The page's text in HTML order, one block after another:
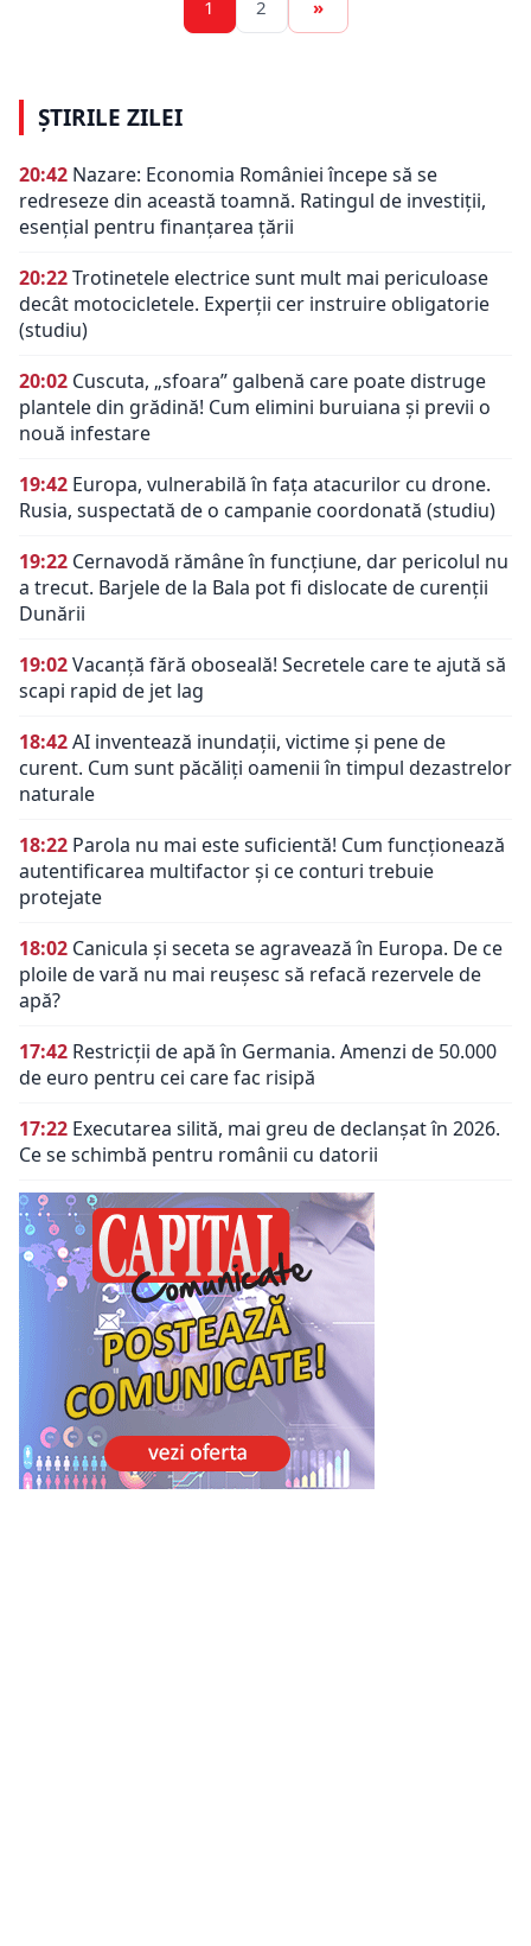
1 2 »
ȘTIRILE ZILEI
20:42 Nazare: Economia României începe să se
redreseze din această toamnă. Ratingul de investiții,
esențial pentru finanțarea țării
20:22Trotinetele electrice sunt mult mai periculoase
decât motocicletele. Experții cer instruire obligatorie
(studiu)
20:02 Cuscuta, „sfoara” galbenă care poate distruge
plantele din grădină! Cum elimini buruiana și previi o
nouă infestare
19:42 Europa, vulnerabilă în fața atacurilor cu drone.
Rusia, suspectată de o campanie coordonată (studiu)
19:22 Cernavodă rămâne în funcțiune, dar pericolul nu
a trecut. Barjele de la Bala pot fi dislocate de curenții
Dunării
19:02Vacanță fără oboseală! Secretele care te ajută să
scapi rapid de jet lag
18:42AI inventează inundații, victime și pene de
curent. Cum sunt păcăliți oamenii în timpul dezastrelor
naturale
18:22 Parola nu mai este suficientă! Cum funcționează
autentificarea multifactor și ce conturi trebuie
protejate
18:02 Canicula și seceta se agravează în Europa. De ce
ploile de vară nu mai reușesc să refacă rezervele de
apă?
17:42 Restricții de apă în Germania. Amenzi de 50.000
de euro pentru cei care fac risipă
17:22 Executarea silită, mai greu de declanșat în 2026.
Ce se schimbă pentru românii cu datorii